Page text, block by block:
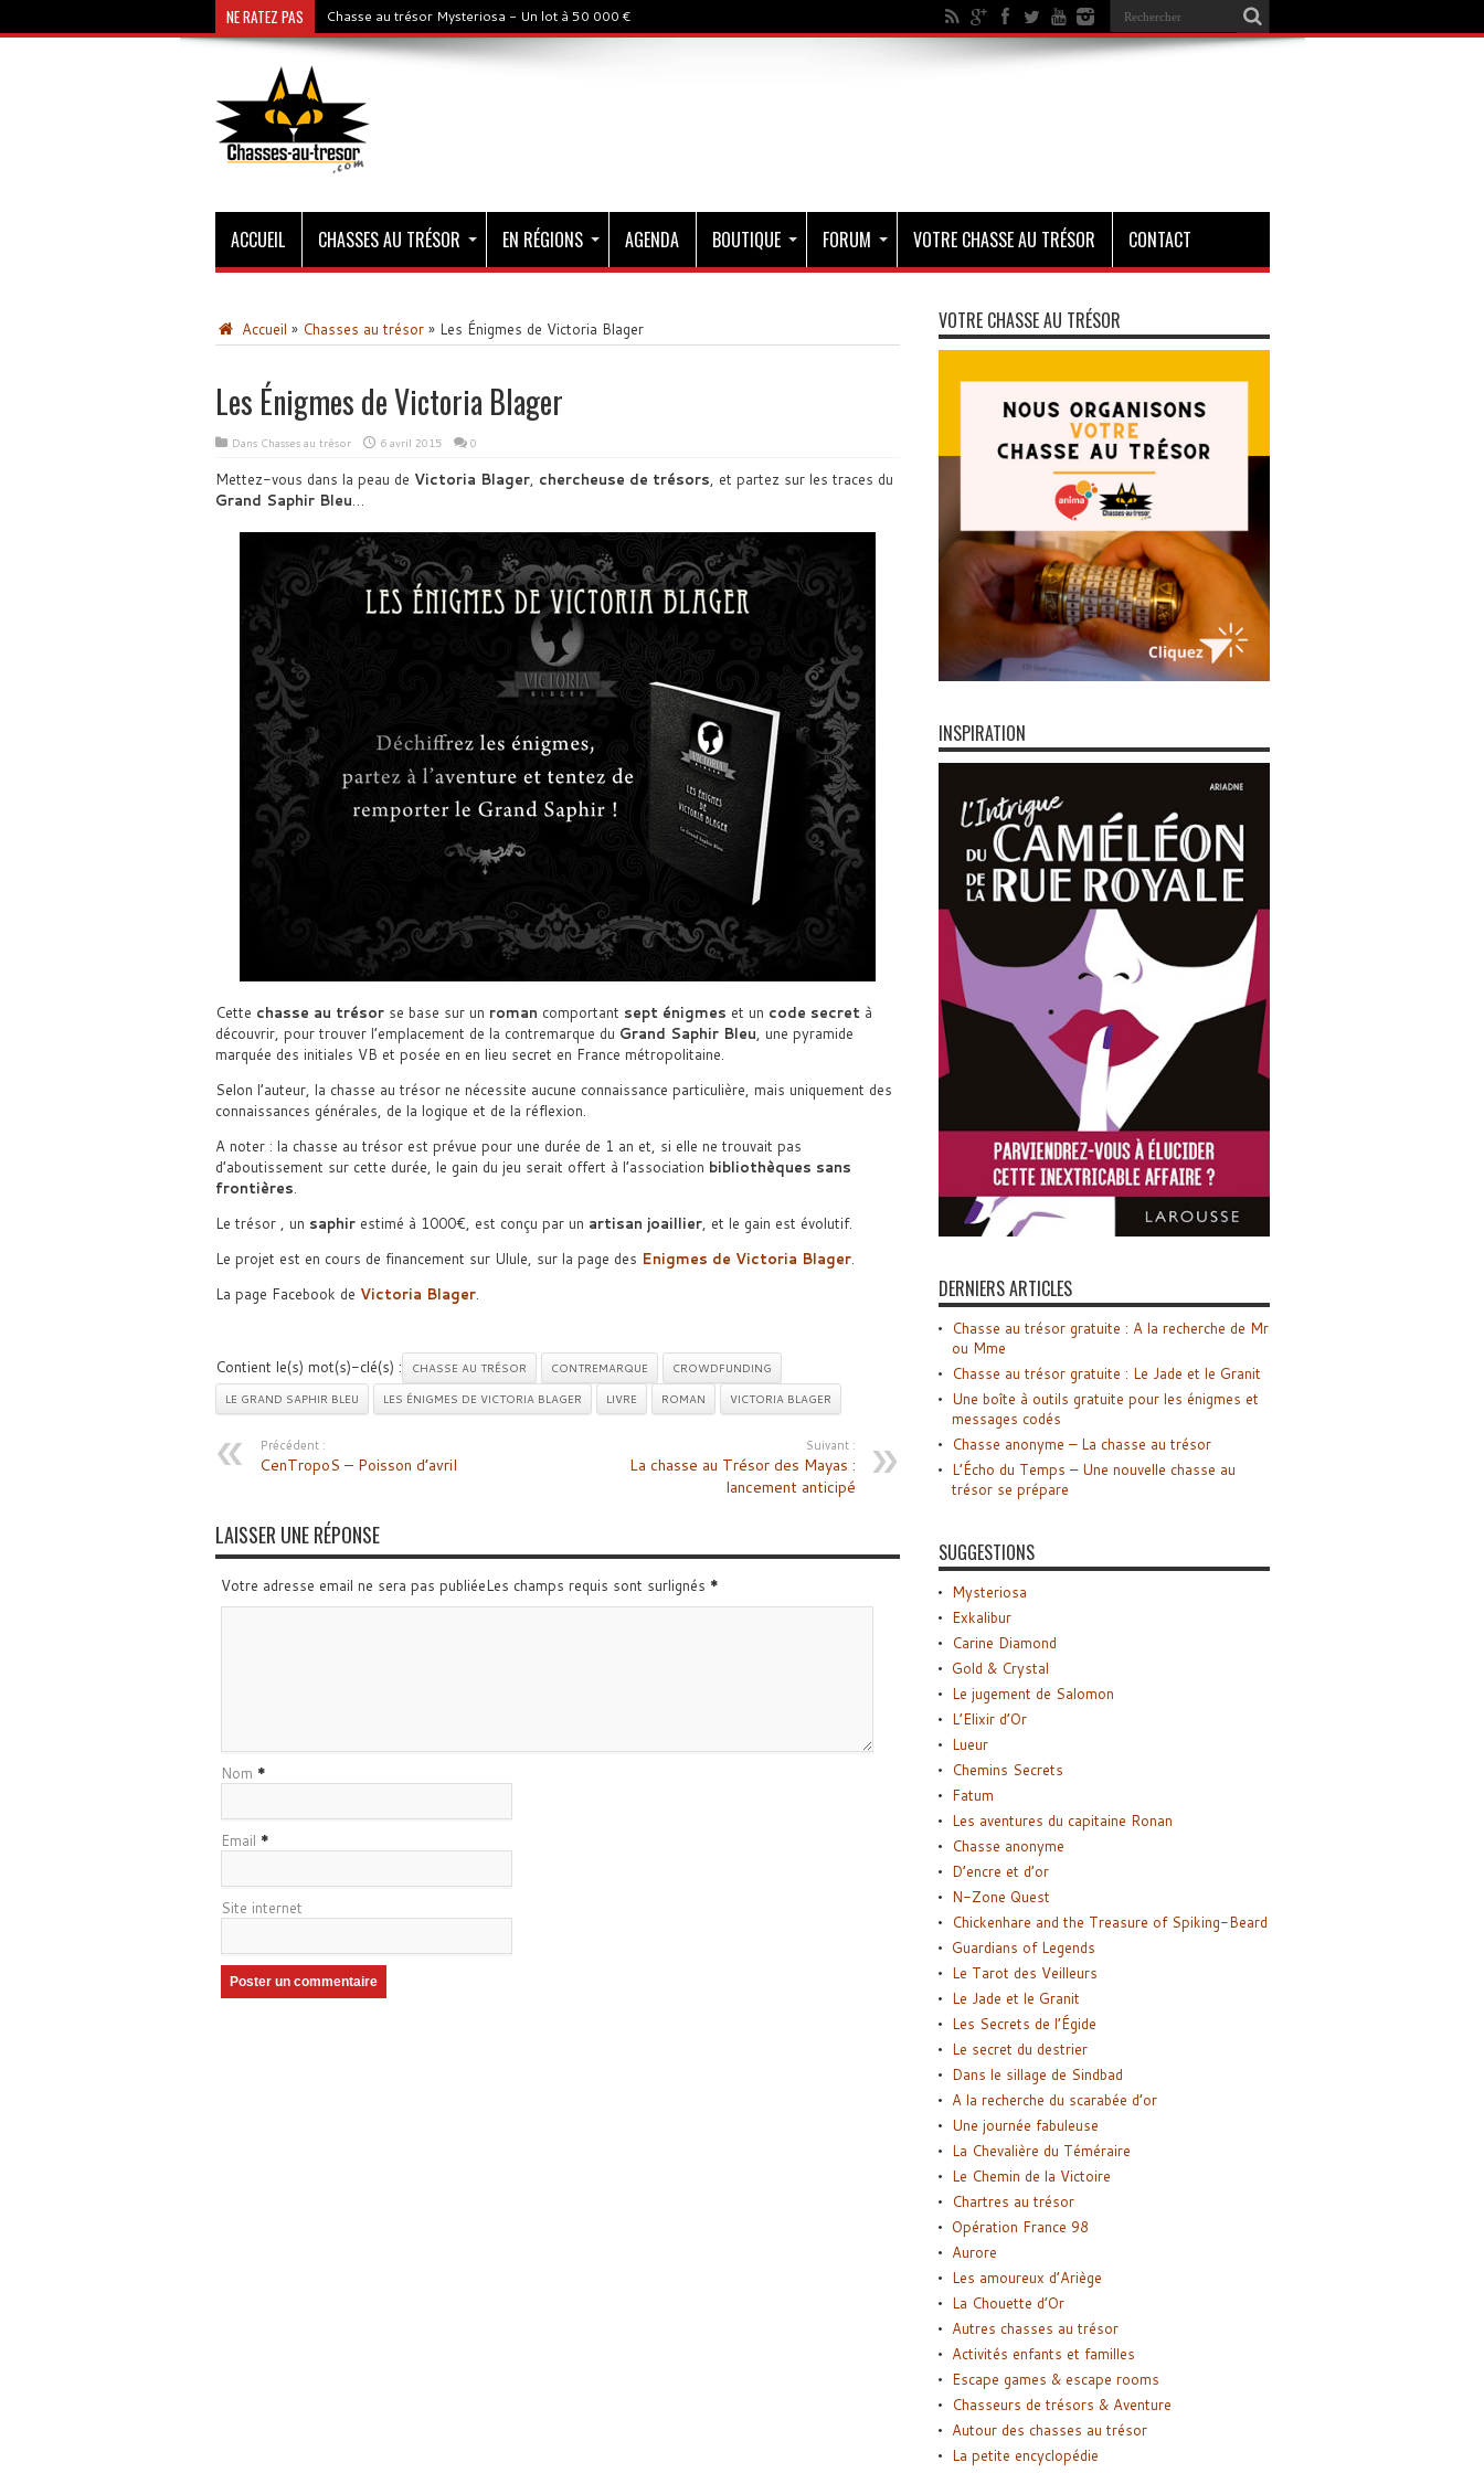
NE RATEZ PAS Chasse au trésor Mysteriosa - Un lot à 50 000 €
ACCUEIL CHASSES AU TRÉSOR EN RÉGIONS AGENDA BOUTIQUE FORUM VOTRE CHASSE AU TRÉSOR CONTACT
Accueil » Chasses au trésor » Les Énigmes de Victoria Blager
Les Énigmes de Victoria Blager
Dans Chasses au trésor 6 avril 2015 0
Mettez-vous dans la peau de Victoria Blager, chercheuse de trésors, et partez sur les traces du
Grand Saphir Bleu…
Cette chasse au trésorse base sur un roman comportant sept énigmes et un code secretà
découvrir, pour trouver l’emplacement de la contremarque du Grand Saphir Bleu, une pyramide
marquée des initiales VB et posée en en lieu secret en France métropolitaine.
Selon l’auteur, la chasse au trésor ne nécessite aucune connaissance particulière, mais uniquement des
connaissances générales, de la logique et de la réflexion.
A noter : la chasse au trésor est prévue pour une durée de 1 an et, si elle ne trouvait pas
d’aboutissement sur cette durée, le gain du jeu serait offert à l’association bibliothèques sans
frontières.
Le trésor , un saphirestimé à 1000€, est conçu par un artisan joaillier, et le gain est évolutif.
Le projet est en cours de financement sur Ulule, sur la page des Enigmes de Victoria Blager.
La page Facebook de Victoria Blager.
Contient le(s) mot(s)-clé(s) : CHASSE AU TRÉSOR CONTREMARQUE
CROWDFUNDING
LE GRAND SAPHIR BLEU
LES ÉNIGMES DE VICTORIA BLAGER LIVRE ROMAN VICTORIA BLAGER
Précédent :
CenTropoS – Poisson d’avril
Suivant :
La chasse au Trésor des Mayas :
lancement anticipé
LAISSER UNE RÉPONSE
Votre adresse email ne sera pas publiéeLes champs requis sont surlignés *
Nom *
Email *
Site internet
VOTRE CHASSE AU TRÉSOR
INSPIRATION
DERNIERS ARTICLES
Chasse au trésor gratuite : A la recherche de Mr
ou Mme
Chasse au trésor gratuite : Le Jade et le Granit
Une boîte à outils gratuite pour les énigmes et
messages codés
Chasse anonyme – La chasse au trésor
L’Écho du Temps – Une nouvelle chasse au
trésor se prépare
SUGGESTIONS
Mysteriosa
Exkalibur
Carine Diamond
Gold & Crystal
Le jugement de Salomon
L’Elixir d’Or
Lueur
Chemins Secrets
Fatum
Les aventures du capitaine Ronan
Chasse anonyme
D’encre et d’or
N-Zone Quest
Chickenhare and the Treasure of Spiking-Beard
Guardians of Legends
Le Tarot des Veilleurs
Le Jade et le Granit
Les Secrets de l’Égide
Le secret du destrier
Dans le sillage de Sindbad
A la recherche du scarabée d’or
Une journée fabuleuse
La Chevalière du Téméraire
Le Chemin de la Victoire
Chartres au trésor
Opération France 98
Aurore
Les amoureux d’Ariège
La Chouette d’Or
Autres chasses au trésor
Activités enfants et familles
Escape games & escape rooms
Chasseurs de trésors & Aventure
Autour des chasses au trésor
La petite encyclopédie